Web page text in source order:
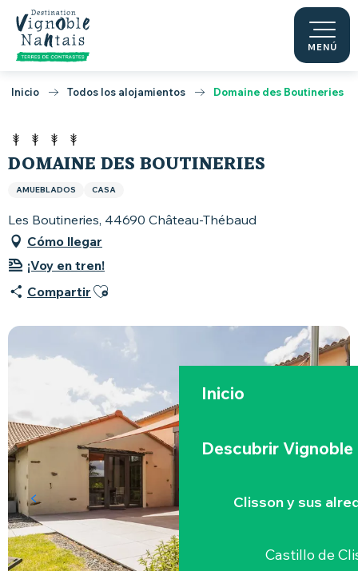
Aller
contenu
principal
MENÚ
Inicio
Descubrir Vignoble
Clisson y sus
Castillo de
Inicio Todos los alojamientos Domaine des Boutineries
DOMAINE DES BOUTINERIES
AMUEBLADOS CASA
Les Boutineries, 44690 Château-Thébaud
Cómo llegar
¡Voy en tren!
Compartir Ajouter aux favoris